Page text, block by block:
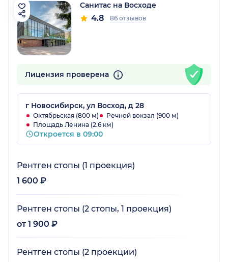
Санитас на Восходе
4.8 86 отзывов
Лицензия проверена
г Новосибирск, ул Восход, д 28
Октябрьская (800 м)
Речной вокзал (900 м)
Площадь Ленина (2.6 км)
Откроется в 09:00
Рентген стопы (1 проекция)
1 600 ₽
Рентген стопы (2 стопы, 1 проекция)
от 1 900 ₽
Рентген стопы (2 проекции)